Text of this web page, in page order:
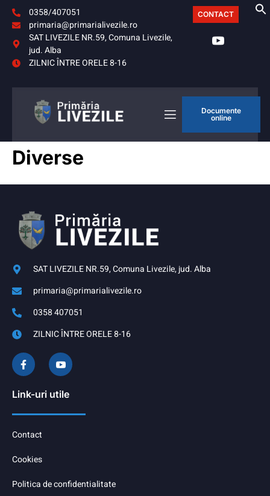
0358/407051
primaria@primarialivezile.ro
SAT LIVEZILE NR.59, Comuna Livezile,
jud. Alba
ZILNIC ÎNTRE ORELE 8-16
CONTACT
Documente
online
Diverse
SAT LIVEZILE NR.59, Comuna Livezile, jud. Alba
primaria@primarialivezile.ro
0358 407051
ZILNIC ÎNTRE ORELE 8-16
Link-uri utile
Contact
Cookies
Politica de confidentialitate